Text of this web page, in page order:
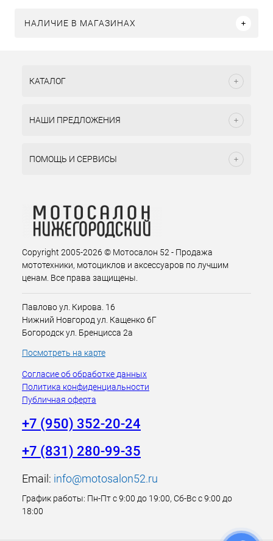
НАЛИЧИЕ В МАГАЗИНАХ
КАТАЛОГ
НАШИ ПРЕДЛОЖЕНИЯ
ПОМОЩЬ И СЕРВИСЫ
Copyright 2005-2026 © Мотосалон 52 - Продажа
мототехники, мотоциклов и аксессуаров по лучшим
ценам. Все права защищены.
Павлово ул. Кирова. 16
Нижний Новгород ул. Кащенко 6Г
Богородск ул. Бренцисса 2а
Посмотреть на карте
Согласие об обработке данных
Политика конфиденциальности
Публичная оферта
+7 (950) 352-20-24
+7 (831) 280-99-35
Email: info@motosalon52.ru
График работы: Пн-Пт с 9:00 до 19:00, Сб-Вс с 9:00 до
18:00